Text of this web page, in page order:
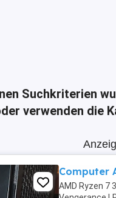
Suchkriterien
verwenden die
Computer
AMD Ryzen 7